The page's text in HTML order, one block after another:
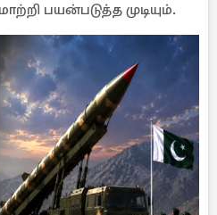
பயன்படுத்த முடியும்.